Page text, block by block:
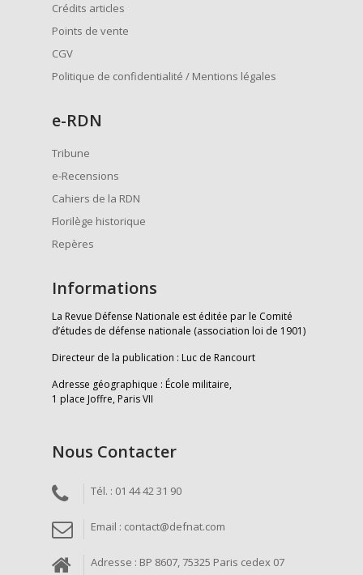
Crédits articles
Points de vente
CGV
Politique de confidentialité / Mentions légales
e-RDN
Tribune
e-Recensions
Cahiers de la RDN
Florilège historique
Repères
Informations
La Revue Défense Nationale est éditée par le Comité
d’études de défense nationale (association loi de 1901)
Directeur de la publication : Luc de Rancourt
Adresse géographique : École militaire,
1 place Joffre, Paris VII
Nous Contacter
Tél. : 01 44 42 31 90
Email : contact@defnat.com
Adresse : BP 8607, 75325 Paris cedex 07